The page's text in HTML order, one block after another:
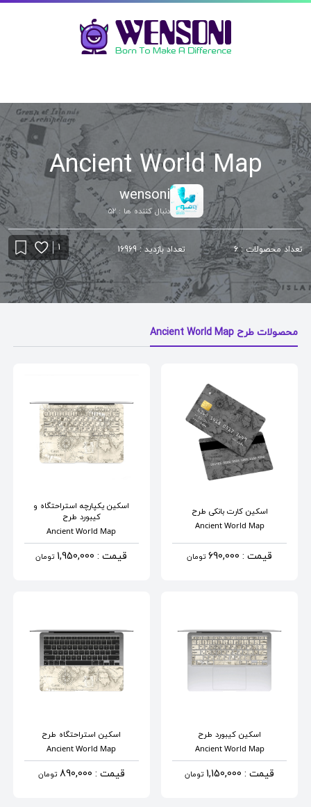
Ancient World Map
wensoni
دنبال کننده ها : 52
تعداد محصولات : 6 تعداد بازدید : 16969 1
محصولات طرح Ancient World Map
اسکین کارت بانکی طرح
Ancient World Map
قیمت : 690,000 تومان
اسکین یکپارچه استراحتگاه و
کیبورد طرح
Ancient World Map
قیمت : 1,950,000 تومان
اسکین کیبوردطرح
Ancient World Map
قیمت : 1,150,000 تومان
اسکین استراحتگاه طرح
Ancient World Map
قیمت : 890,000 تومان